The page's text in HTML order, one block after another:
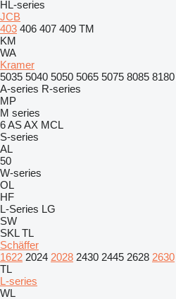
HL-series
JCB
403 406 407 409 TM
KM
WA
Kramer
5035 5040 5050 5065 5075 8085 8180
A-series R-series
MP
M series
6ASAX MCL
S-series
AL
50
W-series
OL
HF
L-Series LG
SW
SKL TL
Schäffer
1622 2024 2028 2430 2445 2628 2630
TL
L-series
WL